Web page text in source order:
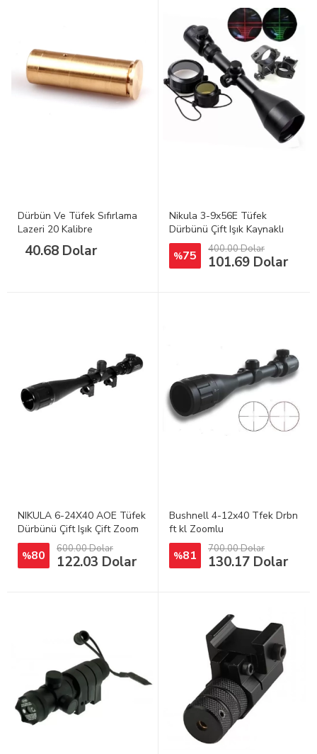
Dürbün Ve Tüfek Sıfırlama
Lazeri 20 Kalibre
40.68 Dolar
Nikula 3-9x56E Tüfek
Dürbünü Çift Işık Kaynaklı
%75 400.00 Dolar
101.69 Dolar
NIKULA 6-24X40 AOE Tüfek
Dürbünü Çift Işık Çift Zoom
%80 600.00 Dolar
122.03 Dolar
Bushnell 4-12x40 Tfek Drbn
ft kl Zoomlu
%81 700.00 Dolar
130.17 Dolar